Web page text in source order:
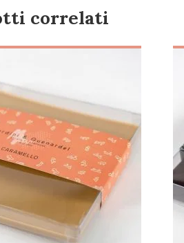
correlati